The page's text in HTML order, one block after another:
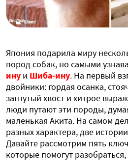
Япония подарила миру
пород собак, но самыми
ину и Шиба-ину. На первый
двойники: гордая осанка,
загнутый хвост и хитрое
люди путают эти породы,
маленькая Акита. На самом
разных характера, две
Давайте рассмотрим пять
которые помогут разобраться,